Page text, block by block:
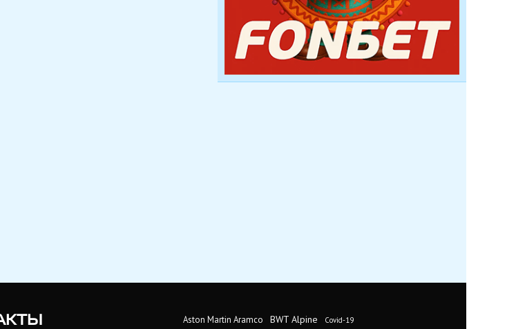
Aston Martin Aramco BWT Alpine Covid-19